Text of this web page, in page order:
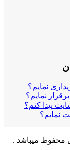
نمایم؟
نمایم؟
پیدا کنم؟
نمایم؟
محفوظ میباشد .